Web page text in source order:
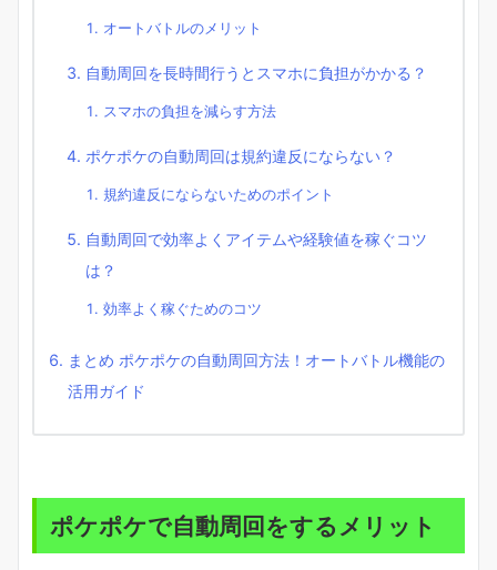
オートバトルのメリット
自動周回を長時間行うとスマホに負担がかかる？
スマホの負担を減らす方法
ポケポケの自動周回は規約違反にならない？
規約違反にならないためのポイント
自動周回で効率よくアイテムや経験値を稼ぐコツ
は？
効率よく稼ぐためのコツ
まとめ ポケポケの自動周回方法！オートバトル機能の
活用ガイド
ポケポケで自動周回をするメリット